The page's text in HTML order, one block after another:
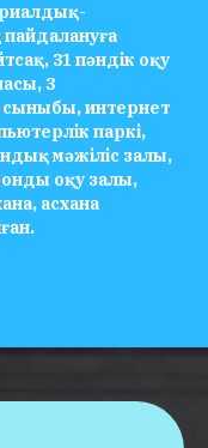
31 пәндік оқу
3
интернет
паркі,
мәжіліс залы,
оқу залы,
асхана